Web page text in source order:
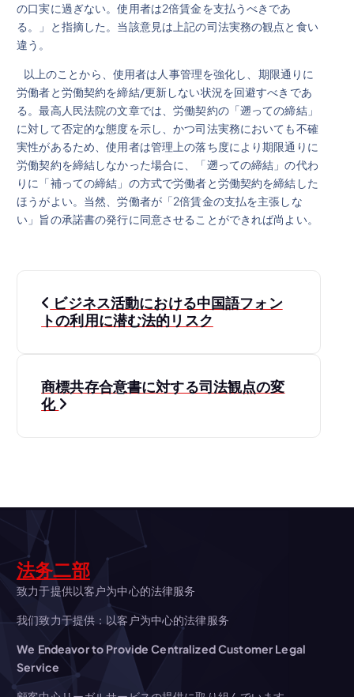
の口実に過ぎない。使用者は2倍賃金を支払うべきであ
る。」と指摘した。当該意見は上記の司法実務の観点と食い
違う。
以上のことから、使用者は人事管理を強化し、期限通りに
労働者と労働契約を締結/更新しない状況を回避すべきであ
る。最高人民法院の文章では、労働契約の「遡っての締結」
に対して否定的な態度を示し、かつ司法実務においても不確
実性があるため、使用者は管理上の落ち度により期限通りに
労働契約を締結しなかった場合に、「遡っての締結」の代わ
りに「補っての締結」の方式で労働者と労働契約を締結した
ほうがよい。当然、労働者が「2倍賃金の支払を主張しな
い」旨の承諾書の発行に同意させることができれば尚よい。
投
稿
ビ
シ
ョ
ン
ビジネス活動における中国語フォン
トの利用に潜む法的リスク
商標共存合意書に対する司法観点の変
化
法务二部
致力于提供以客户为中心的法律服务
我们致力于提供：以客户为中心的法律服务
We Endeavor to Provide Centralized Customer Legal
Service